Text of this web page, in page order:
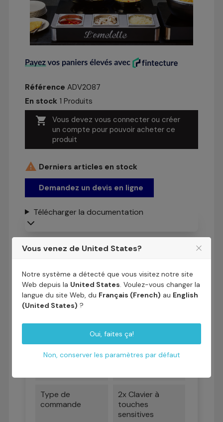
Fiche technique
Surface de
620x390
Nombre de
2
Type de
commande
2x Clavier à
touches
sensitives
Référence ADV2087
En stock 1 Produits

Vous devez vous connecter ou créer
un compte pour pouvoir acheter ce
produit
 Derniers articles en stock
Demandez un devis en ligne
Télécharger la documentation
Vous venez de United States?
Notre système a détecté que vous visitez notre site
Web depuis la United States. Voulez-vous changer la
langue du site Web, du Français (French) au English
(United States) ?
Oui, faites ça!
Non, conserver les paramètres par défaut